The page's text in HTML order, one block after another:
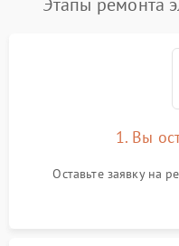
1. Вы
Оставьте заявку на